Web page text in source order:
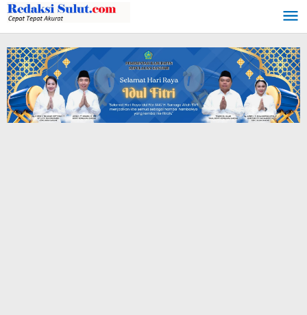
Lewati
ke
konten